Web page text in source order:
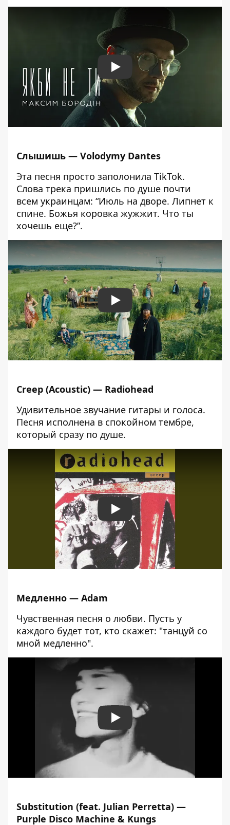
Play
Слышишь — Volodymy Dantes
Эта песня просто заполонила TikTok.
Слова трека пришлись по душе почти
всем украинцам: “Июль на дворе. Липнет к
спине. Божья коровка жужжит. Что ты
хочешь еще?”.
Play
Creep (Acoustic) — Radiohead
Удивительное звучание гитары и голоса.
Песня исполнена в спокойном тембре,
который сразу по душе.
Play
Медленно — Adam
Чувственная песня о любви. Пусть у
каждого будет тот, кто скажет: "танцуй со
мной медленно".
Play
Substitution (feat. Julian Perretta) —
Purple Disco Machine & Kungs